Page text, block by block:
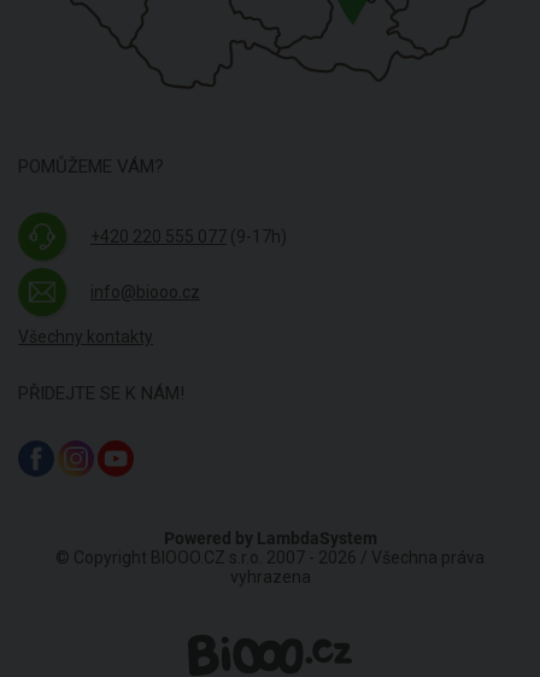
POMŮŽEME VÁM?
+420 220 555 077 (9-17h)
info@biooo.cz
Všechny kontakty
PŘIDEJTE SE K NÁM!
Powered by LambdaSystem
© Copyright BIOOO.CZ s.r.o. 2007 - 2026 / Všechna práva
vyhrazena